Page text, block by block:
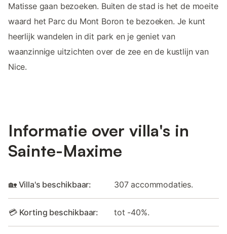
Matisse gaan bezoeken. Buiten de stad is het de moeite
waard het Parc du Mont Boron te bezoeken. Je kunt
heerlijk wandelen in dit park en je geniet van
waanzinnige uitzichten over de zee en de kustlijn van
Nice.
Informatie over villa's in
Sainte-Maxime
🏡 Villa's beschikbaar: 307 accommodaties.
💳 Korting beschikbaar: tot -40%.